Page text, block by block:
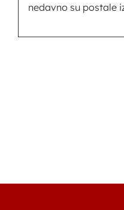
nedavno su postale